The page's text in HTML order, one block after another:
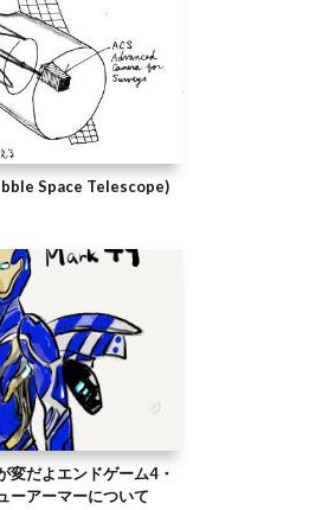
Space Telescope)
変だよエンドゲーム4・
ーアーマーについて